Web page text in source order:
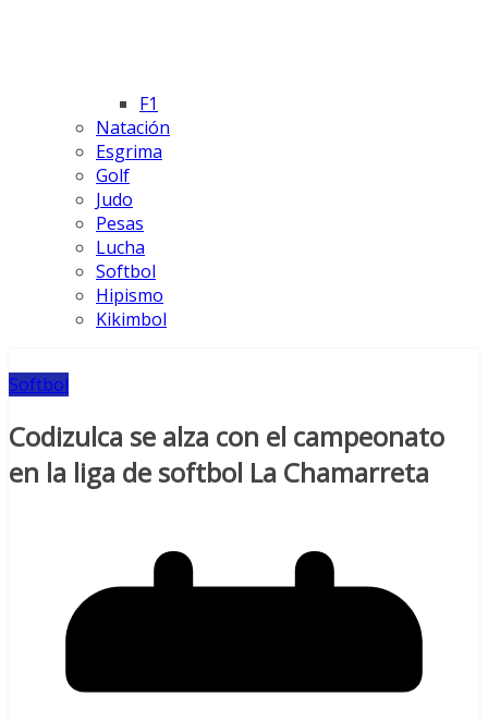
F1
Natación
Esgrima
Golf
Judo
Pesas
Lucha
Softbol
Hipismo
Kikimbol
Softbol
Codizulca se alza con el campeonato
en la liga de softbol La Chamarreta